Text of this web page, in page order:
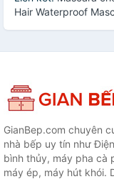
Hair Waterproof
GianBep.com chuyên
nhà bếp uy tín như
bình thủy, máy pha cà
máy ép, máy hút khói.